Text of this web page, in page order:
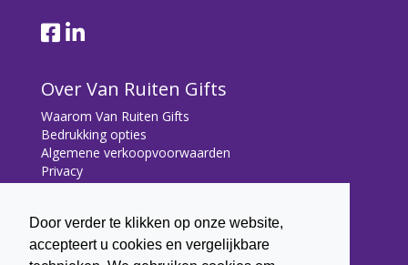
Door verder te klikken op onze website,
accepteert u cookies en vergelijkbare
Over Van Ruiten Gifts
Waarom Van Ruiten Gifts
Bedrukking opties
Algemene verkoopvoorwaarden
Privacy
Contact
Contact